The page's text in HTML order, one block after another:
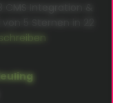
Integration &